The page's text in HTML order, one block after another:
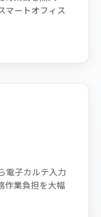
マートオフィス
電子カルテ入力
作業負担を大幅